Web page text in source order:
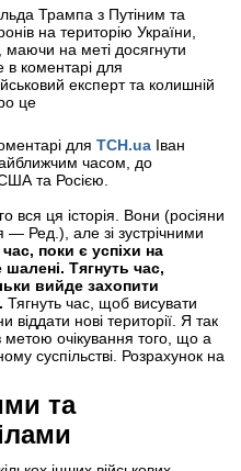
Трампа з Путіним та
на територію України,
маючи на меті досягнути
коментарі для
експерт та колишній
це
для ТСН.ua Іван
часом, до
та Росією.
вся ця історія. Вони (росіяни
Ред.), але зі зустрічними
поки є успіхи на
Тягнуть час,
вийде захопити
Тягнуть час, щоб висувати
віддати нові території. Я так
метою очікування того, що а
суспільстві. Розрахунок на
та